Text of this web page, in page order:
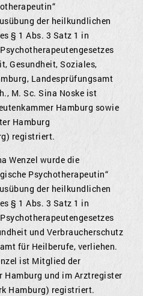
der heilkundlichen
§ 1 Abs. 3 Satz 1 in
Gesundheit, Soziales,
Landesprüfungsamt
M. Sc. Sina Noske ist
Hamburg sowie
Hamburg
registriert.
Wenzel wurde die
Psychotherapeutin“
der heilkundlichen
§ 1 Abs. 3 Satz 1 in
und Verbraucherschutz
für Heilberufe, verliehen.
ist Mitglied der
Hamburg und im Arztregister
Hamburg) registriert.